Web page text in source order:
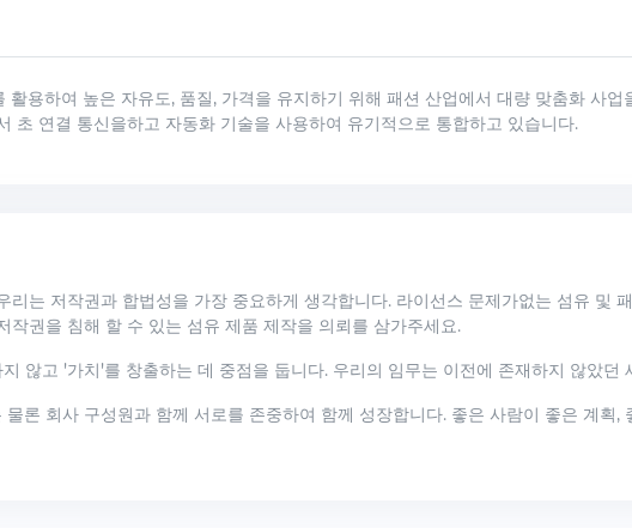
용하여 높은 자유도, 품질, 가격을 유지하기 위해 패션 산업에서 대량 맞춤화 사
초 연결 통신을하고 자동화 기술을 사용하여 유기적으로 통합하고 있습니다.
는 저작권과 합법성을 가장 중요하게 생각합니다. 라이선스 문제가없는 섬유 및
권을 침해 할 수 있는 섬유 제품 제작을 의뢰를 삼가주세요.
않고 '가치'를 창출하는 데 중점을 둡니다. 우리의 임무는 이전에 존재하지 않았
론 회사 구성원과 함께 서로를 존중하여 함께 성장합니다. 좋은 사람이 좋은 계획